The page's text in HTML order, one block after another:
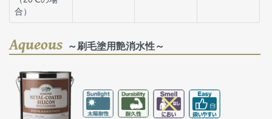
合）
Aqueous ～刷毛塗用艶消水性～